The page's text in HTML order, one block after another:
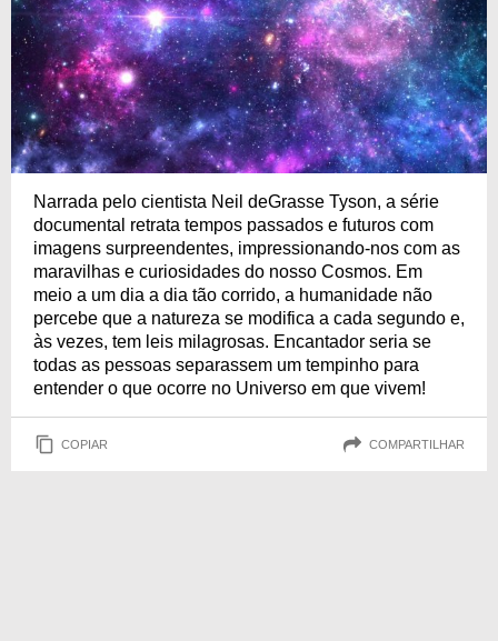
Narrada pelo cientista Neil deGrasse Tyson, a série
documental retrata tempos passados e futuros com
imagens surpreendentes, impressionando-nos com as
maravilhas e curiosidades do nosso Cosmos. Em
meio a um dia a dia tão corrido, a humanidade não
percebe que a natureza se modifica a cada segundo e,
às vezes, tem leis milagrosas. Encantador seria se
todas as pessoas separassem um tempinho para
entender o que ocorre no Universo em que vivem!
COPIAR COMPARTILHAR